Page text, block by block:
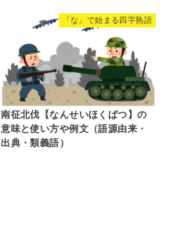
「な」で始まる四字熟語
南征北伐【なんせいほくばつ】の
意味と使い方や例文（語源由来・
出典・類義語）